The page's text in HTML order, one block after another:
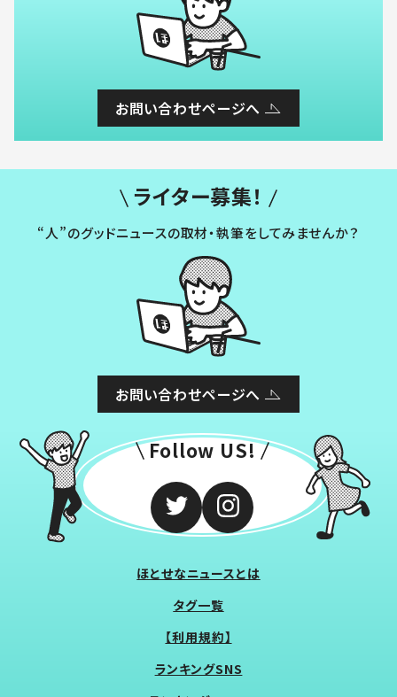
お問い合わせページへ
ライター募集！
“人”のグッドニュースの取材・執筆をしてみませんか？
お問い合わせページへ
Follow US!
ほとせなニュースとは
タグ一覧
【利用規約】
ランキングSNS